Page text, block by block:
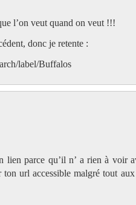
l’on veut quand on veut !!!
donc je retente :
label/Buffalos
lien parce qu’il n’ a rien à voir
ton url accessible malgré tout